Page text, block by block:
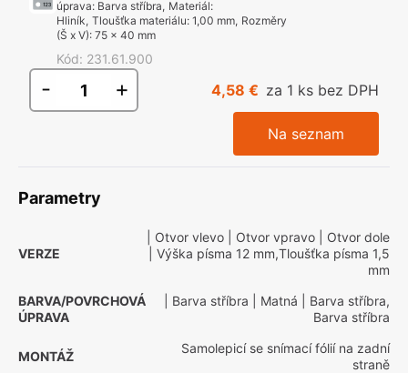
úprava: Barva stříbra, Materiál:
Hliník, Tloušťka materiálu: 1,00 mm, Rozměry
(Š x V): 75 x 40 mm
Kód: 231.61.900
- + 4,58 € za 1 ks bez DPH
Na seznam
Parametry
VERZE
| Otvor vlevo | Otvor vpravo | Otvor dole
| Výška písma 12 mm,Tloušťka písma 1,5
mm
BARVA/POVRCHOVÁ
ÚPRAVA
| Barva stříbra | Matná | Barva stříbra,
Barva stříbra
MONTÁŽ
Samolepicí se snímací fólií na zadní
straně